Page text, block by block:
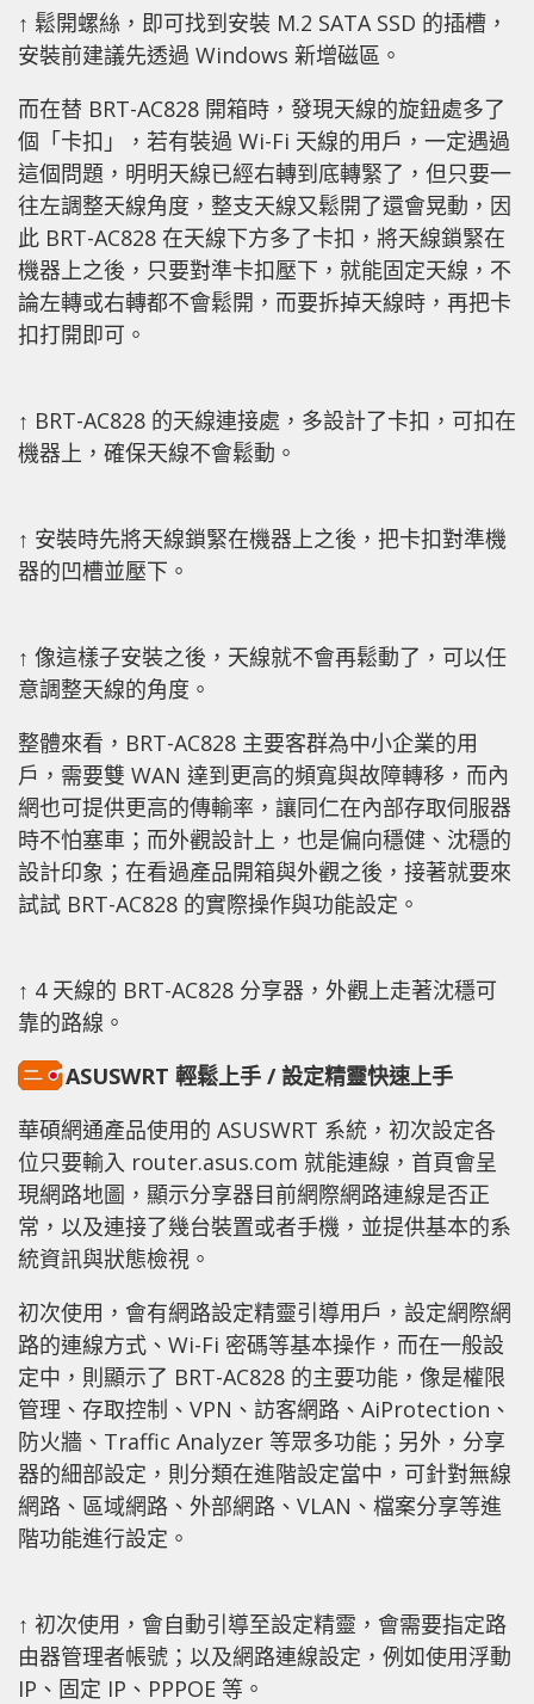
↑ 鬆開螺絲，即可找到安裝 M.2 SATA SSD 的插槽，
安裝前建議先透過 Windows 新增磁區。
而在替 BRT-AC828 開箱時，發現天線的旋鈕處多了
個「卡扣」，若有裝過 Wi-Fi 天線的用戶，一定遇過
這個問題，明明天線已經右轉到底轉緊了，但只要一
往左調整天線角度，整支天線又鬆開了還會晃動，因
此 BRT-AC828 在天線下方多了卡扣，將天線鎖緊在
機器上之後，只要對準卡扣壓下，就能固定天線，不
論左轉或右轉都不會鬆開，而要拆掉天線時，再把卡
扣打開即可。
↑ BRT-AC828 的天線連接處，多設計了卡扣，可扣在
機器上，確保天線不會鬆動。
↑ 安裝時先將天線鎖緊在機器上之後，把卡扣對準機
器的凹槽並壓下。
↑ 像這樣子安裝之後，天線就不會再鬆動了，可以任
意調整天線的角度。
整體來看，BRT-AC828 主要客群為中小企業的用
戶，需要雙 WAN 達到更高的頻寬與故障轉移，而內
網也可提供更高的傳輸率，讓同仁在內部存取伺服器
時不怕塞車；而外觀設計上，也是偏向穩健、沈穩的
設計印象；在看過產品開箱與外觀之後，接著就要來
試試 BRT-AC828 的實際操作與功能設定。
↑ 4 天線的 BRT-AC828 分享器，外觀上走著沈穩可
靠的路線。
ASUSWRT 輕鬆上手 / 設定精靈快速上手
華碩網通產品使用的 ASUSWRT 系統，初次設定各
位只要輸入 router.asus.com 就能連線，首頁會呈
現網路地圖，顯示分享器目前網際網路連線是否正
常，以及連接了幾台裝置或者手機，並提供基本的系
統資訊與狀態檢視。
初次使用，會有網路設定精靈引導用戶，設定網際網
路的連線方式、Wi-Fi 密碼等基本操作，而在一般設
定中，則顯示了 BRT-AC828 的主要功能，像是權限
管理、存取控制、VPN、訪客網路、AiProtection、
防火牆、Traffic Analyzer 等眾多功能；另外，分享
器的細部設定，則分類在進階設定當中，可針對無線
網路、區域網路、外部網路、VLAN、檔案分享等進
階功能進行設定。
↑ 初次使用，會自動引導至設定精靈，會需要指定路
由器管理者帳號；以及網路連線設定，例如使用浮動
IP、固定 IP、PPPOE 等。